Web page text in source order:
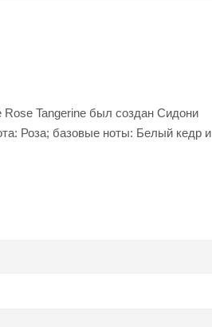
Tangerine был создан Сидони
Роза; базовые ноты: Белый кедр и